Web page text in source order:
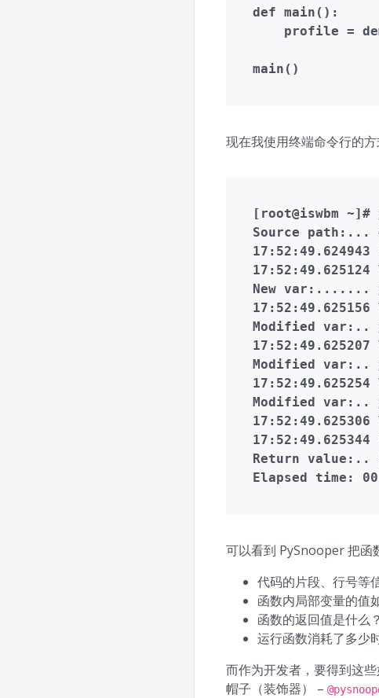
def main():
profile =
现在我使用终端命令行的
[root@iswbm ~]#
Source path:...
New var:.......
Modified var:..
Modified var:..
Modified var:..
Return value:..
可以看到 PySnooper 把函
代码的片段、行号等
函数内局部变量的值
函数的返回值是什么？
运行函数消耗了多少
而作为开发者，要得到这
帽子（装饰器） –